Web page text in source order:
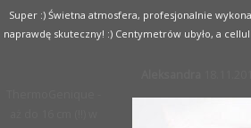
Super :) Świetna atmosfera, profesjonalnie
naprawdę skuteczny! :) Centymetrów ubyło, a